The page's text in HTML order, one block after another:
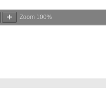
Zoom 100%